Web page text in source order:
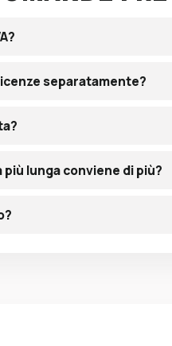
separatamente?
lunga conviene di più?